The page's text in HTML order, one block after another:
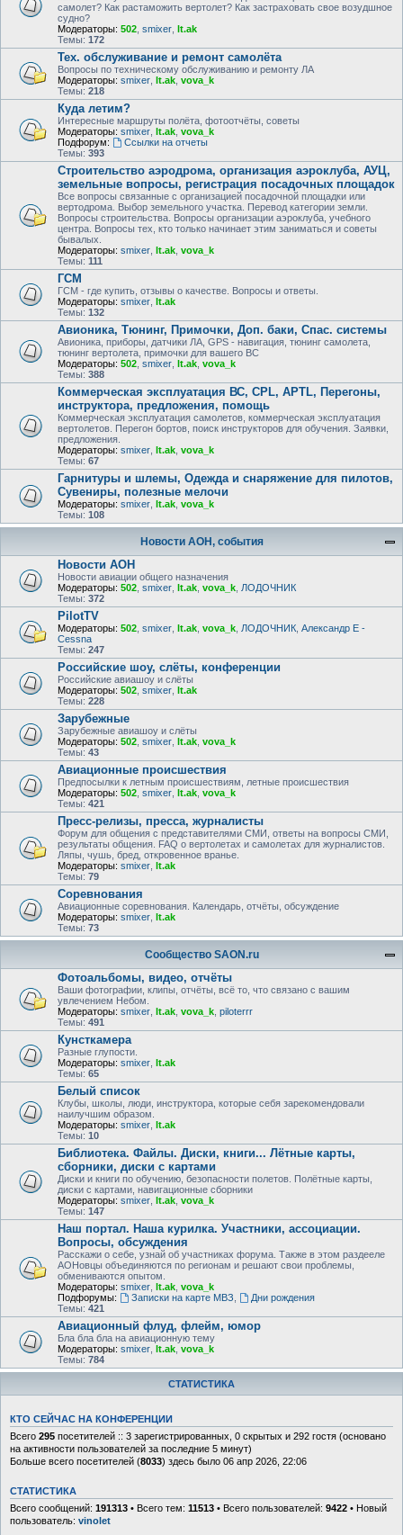
самолет? Как растаможить вертолет? Как застраховать свое возудшное
судно?
Модераторы: 502 smixer lt.ak
Темы: 172
Тех. обслуживание и ремонт самолёта
Вопросы по техническому обслуживанию и ремонту ЛА
Модераторы: smixer lt.ak vova_k
Темы: 218
Куда летим?
Интересные маршруты полёта, фотоотчёты, советы
Модераторы: smixer lt.ak vova_k
Подфорум:
Ссылки на отчеты
Темы: 393
Строительство аэродрома, организация аэроклуба, АУЦ,
земельные вопросы, регистрация посадочных площадок
Все вопросы связанные с организацией посадочной площадки или
вертодрома. Выбор земельного участка. Перевод категории земли.
Вопросы строительства. Вопросы организации аэроклуба, учебного
центра. Вопросы тех, кто только начинает этим заниматься и советы
бывалых.
Модераторы: smixer lt.ak vova_k
Темы: 111
ГСМ
ГСМ - где купить, отзывы о качестве. Вопросы и ответы.
Модераторы: smixer lt.ak
Темы: 132
Авионика, Тюнинг, Примочки, Доп. баки, Спас. системы
Авионика, приборы, датчики ЛА, GPS - навигация, тюнинг самолета,
тюнинг вертолета, примочки для вашего ВС
Модераторы: 502 smixer lt.ak vova_k
Темы: 388
Коммерческая эксплуатация ВС, CPL, APTL, Перегоны,
инструктора, предложения, помощь
Коммерческая эксплуатация самолетов, коммерческая эксплуатация
вертолетов. Перегон бортов, поиск инструкторов для обучения. Заявки,
предложения.
Модераторы: smixer lt.ak vova_k
Темы: 67
Гарнитуры и шлемы, Одежда и снаряжение для пилотов,
Сувениры, полезные мелочи
Модераторы: smixer lt.ak vova_k
Темы: 108
Новости АОН, события
Новости АОН
Новости авиации общего назначения
Модераторы: 502 smixer lt.ak vova_k ЛОДОЧНИК
Темы: 372
PilotTV
Модераторы: 502 smixer lt.ak vova_k ЛОДОЧНИК Александр E -
Cessna
Темы: 247
Российские шоу, слёты, конференции
Российские авиашоу и слёты
Модераторы: 502 smixer lt.ak
Темы: 228
Зарубежные
Зарубежные авиашоу и слёты
Модераторы: 502 smixer lt.ak vova_k
Темы: 43
Авиационные происшествия
Предпосылки к летным происшествиям, летные происшествия
Модераторы: 502 smixer lt.ak vova_k
Темы: 421
Пресс-релизы, пресса, журналисты
Форум для общения с представителями СМИ, ответы на вопросы СМИ,
результаты общения. FAQ о вертолетах и самолетах для журналистов.
Ляпы, чушь, бред, откровенное вранье.
Модераторы: smixer lt.ak
Темы: 79
Соревнования
Авиационные соревнования. Календарь, отчёты, обсуждение
Модераторы: smixer lt.ak
Темы: 73
Сообщество SAON.ru
Фотоальбомы, видео, отчёты
Ваши фотографии, клипы, отчёты, всё то, что связано с вашим
увлечением Небом.
Модераторы: smixer lt.ak vova_k piloterrr
Темы: 491
Кунсткамера
Разные глупости.
Модераторы: smixer lt.ak
Темы: 65
Белый список
Клубы, школы, люди, инструктора, которые себя зарекомендовали
наилучшим образом.
Модераторы: smixer lt.ak
Темы: 10
Библиотека. Файлы. Диски, книги... Лётные карты,
сборники, диски с картами
Диски и книги по обучению, безопасности полетов. Полётные карты,
диски с картами, навигационные сборники
Модераторы: smixer lt.ak vova_k
Темы: 147
Наш портал. Наша курилка. Участники, ассоциации.
Вопросы, обсуждения
Расскажи о себе, узнай об участниках форума. Также в этом раздееле
АОНовцы объединяются по регионам и решают свои проблемы,
обмениваются опытом.
Модераторы: smixer lt.ak vova_k
Подфорумы:
Записки на карте МВЗ
Дни рождения
Темы: 421
Авиационный флуд, флейм, юмор
Бла бла бла на авиационную тему
Модераторы: smixer lt.ak vova_k
Темы: 784
СТАТИСТИКА
КТО СЕЙЧАС НА КОНФЕРЕНЦИИ
Всего 295 посетителей :: 3 зарегистрированных, 0 скрытых и 292 гостя (основано
на активности пользователей за последние 5 минут)
Больше всего посетителей (8033) здесь было 06 апр 2026, 22:06
СТАТИСТИКА
Всего сообщений: 191313 • Всего тем: 11513 • Всего пользователей: 9422 • Новый
пользователь: vinolet